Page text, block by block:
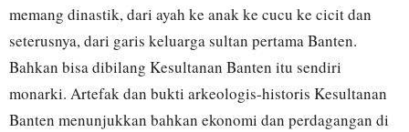
memang dinastik, dari ayah ke anak ke cucu ke cicit dan
seterusnya, dari garis keluarga sultan pertama Banten.
Bahkan bisa dibilang Kesultanan Banten itu sendiri
monarki. Artefak dan bukti arkeologis-historis Kesultanan
Banten menunjukkan bahkan ekonomi dan perdagangan di